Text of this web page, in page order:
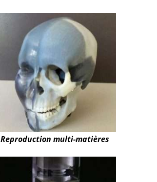
Reproduction multi-matières